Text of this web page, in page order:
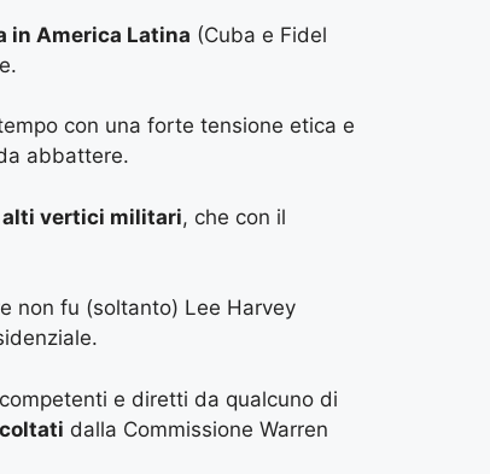
in America Latina (Cuba e Fidel
con una forte tensione etica e
abbattere.
alti vertici militari, che con il
non fu (soltanto) Lee Harvey
e diretti da qualcuno di
dalla Commissione Warren